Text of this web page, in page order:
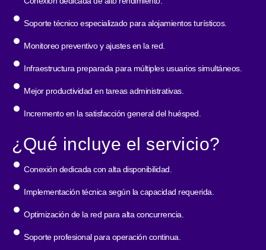
Soporte técnico especializado para alojamientos turísticos.
Monitoreo preventivo y ajustes en la red.
Infraestructura preparada para múltiples usuarios simultáneos.
Mejor productividad en tareas administrativas.
Incremento en la satisfacción general del huésped.
¿Qué incluye el servicio?
Conexión dedicada con alta disponibilidad.
Implementación técnica según la capacidad requerida.
Optimización de la red para alta concurrencia.
Soporte profesional para operación continua.